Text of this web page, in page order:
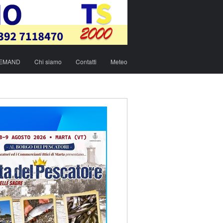
Chi siamo Contatti Meteo